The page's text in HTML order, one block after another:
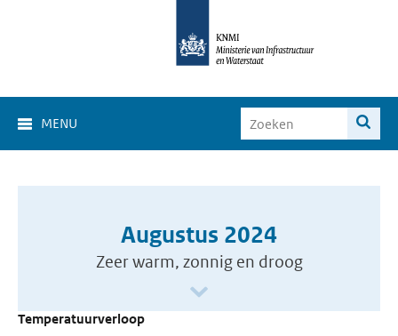
MENU
Augustus 2024
Zeer warm, zonnig en droog
Temperatuurverloop